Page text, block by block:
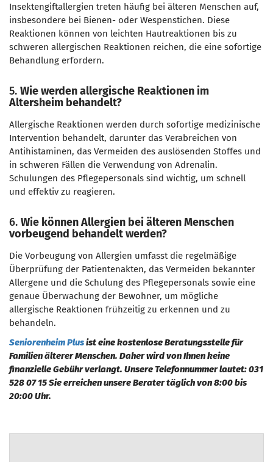
Insektengiftallergien treten häufig bei älteren Menschen auf,
insbesondere bei Bienen- oder Wespenstichen. Diese
Reaktionen können von leichten Hautreaktionen bis zu
schweren allergischen Reaktionen reichen, die eine sofortige
Behandlung erfordern.
5. Wie werden allergische Reaktionen im
Altersheim behandelt?
Allergische Reaktionen werden durch sofortige medizinische
Intervention behandelt, darunter das Verabreichen von
Antihistaminen, das Vermeiden des auslösenden Stoffes und
in schweren Fällen die Verwendung von Adrenalin.
Schulungen des Pflegepersonals sind wichtig, um schnell
und effektiv zu reagieren.
6. Wie können Allergien bei älteren Menschen
vorbeugend behandelt werden?
Die Vorbeugung von Allergien umfasst die regelmäßige
Überprüfung der Patientenakten, das Vermeiden bekannter
Allergene und die Schulung des Pflegepersonals sowie eine
genaue Überwachung der Bewohner, um mögliche
allergische Reaktionen frühzeitig zu erkennen und zu
behandeln.
Seniorenheim Plusist eine kostenlose Beratungsstelle für
Familien älterer Menschen. Daher wird von Ihnen keine
finanzielle Gebühr verlangt. Unsere Telefonnummer lautet: 031
528 07 15 Sie erreichen unsere Berater täglich von 8:00 bis
20:00 Uhr.